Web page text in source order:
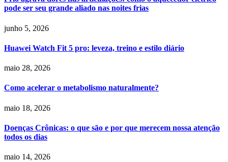
pode ser seu grande aliado nas noites frias
junho 5, 2026
Huawei Watch Fit 5 pro: leveza, treino e estilo diário
maio 28, 2026
Como acelerar o metabolismo naturalmente?
maio 18, 2026
Doenças Crônicas: o que são e por que merecem nossa atenção
todos os dias
maio 14, 2026